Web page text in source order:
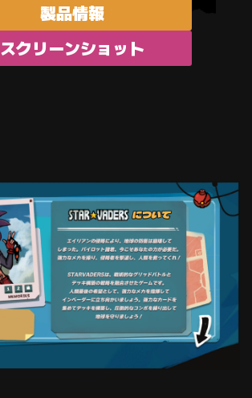
製品情報
スクリーンショット